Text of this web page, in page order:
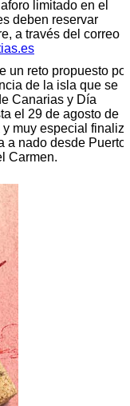
limitado en el
deben reservar
a través del correo
un reto propuesto por
de la isla que se
Canarias y Día
el 29 de agosto de
muy especial
a nado desde Puerto
Carmen.